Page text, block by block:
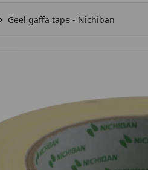
Geel gaffa tape - Nichiban